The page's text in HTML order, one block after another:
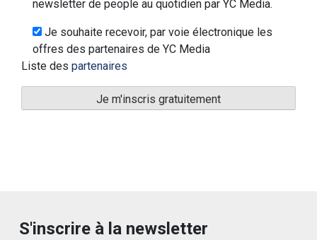
newsletter de people au quotidien par YC Media.
Je souhaite recevoir, par voie électronique les
offres des partenaires de YC Media
Liste des partenaires
S'inscrire à la newsletter